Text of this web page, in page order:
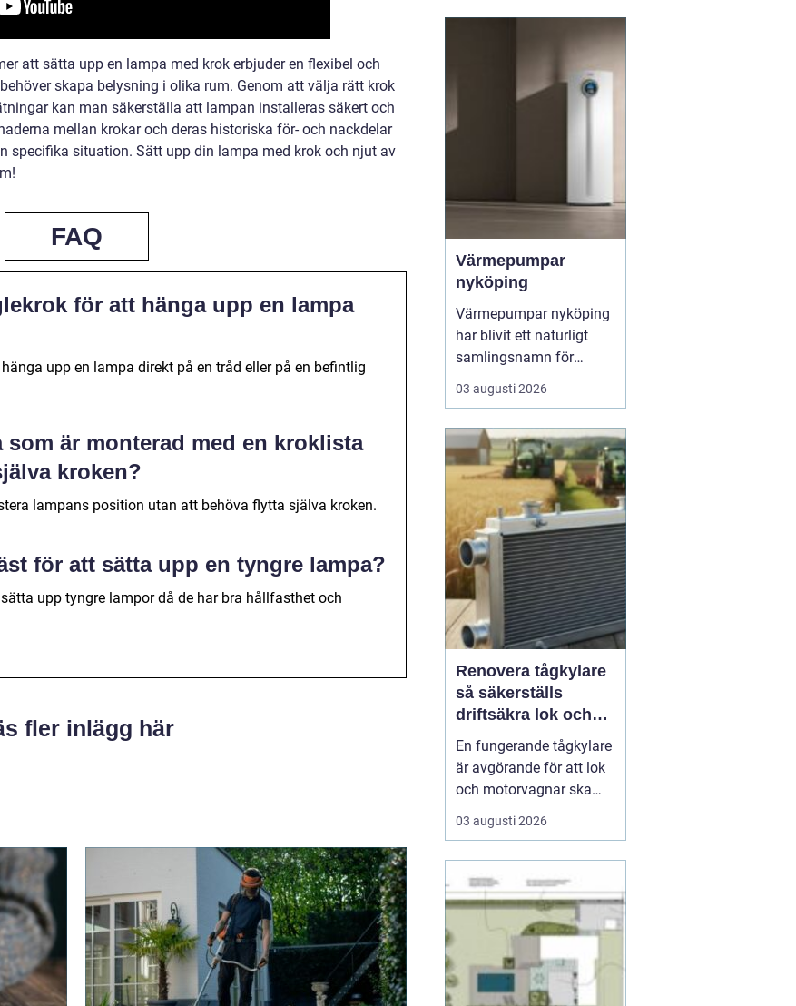
att sätta upp en lampa med krok erbjuder en flexibel och
skapa belysning i olika rum. Genom att välja rätt krok
kan man säkerställa att lampan installeras säkert och
mellan krokar och deras historiska för- och nackdelar
specifika situation. Sätt upp din lampa med krok och njut av
FAQ
för att hänga upp en lampa
upp en lampa direkt på en tråd eller på en befintlig
är monterad med en kroklista
kroken?
lampans position utan att behöva flytta själva kroken.
för att sätta upp en tyngre lampa?
upp tyngre lampor då de har bra hållfasthet och
fler inlägg här
Samtidigt bär de våra
blomning, fruktsättning,
Värmepumpar
nyköping
Värmepumpar nyköping
har blivit ett naturligt
samlingsnamn för
husägare som vill
kombinera lägre
högre komfort och lägre
klimatpåverkan. Många
villor i området har äldre
elpannor, olja eller
direktverkande el, och
många ser hur en...
03 augusti 2026
Renovera tågkylare
så säkerställs
driftsäkra lok och
tågsystem
En fungerande tågkylare
är avgörande för att lok
och motorvagnar ska
kunna leverera pålitlig
drift dag efter dag. När
riskerar man inte bara
kostsamma stillestånd,
utan också skador på
motor, transmission och
andra kritiska kompon...
03 augusti 2026